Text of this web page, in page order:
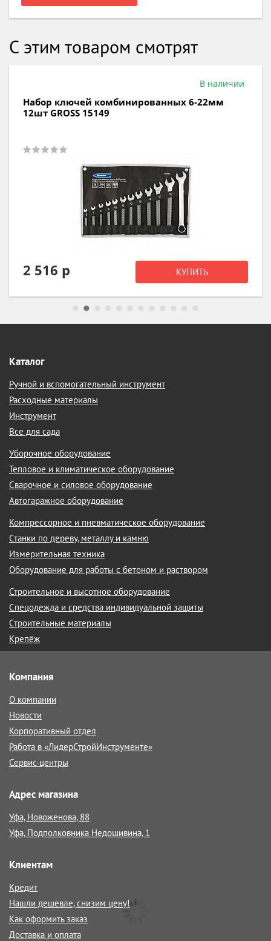
С этим товаром смотрят
В наличии
Набор ключей комбинированных 6-22мм
12шт GROSS 15149
2 516 р КУПИТЬ
Каталог
Ручной и вспомогательный инструмент
Расходные материалы
Инструмент
Все для сада
Уборочное оборудование
Тепловое и климатическое оборудование
Сварочное и силовое оборудование
Автогаражное оборудование
Компрессорное и пневматическое оборудование
Станки по дереву, металлу и камню
Измерительная техника
Оборудование для работы с бетоном и раствором
Строительное и высотное оборудование
Спецодежда и средства индивидуальной защиты
Строительные материалы
Крепёж
Компания
О компании
Новости
Корпоративный отдел
Работа в «ЛидерСтройИнструменте»
Сервис-центры
Адрес магазина
Уфа, Новоженова, 88
Уфа, Подполковника Недошивина, 1
Клиентам
Кредит
Нашли дешевле, снизим цену!
Как оформить заказ
Доставка и оплата